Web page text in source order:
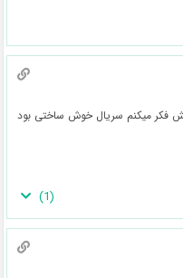
میکنم سریال خوش ساختی بود
(
1
)